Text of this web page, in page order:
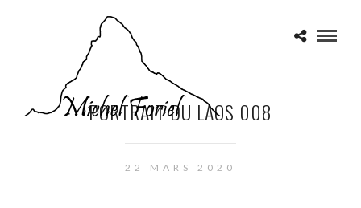
PORTRAIT DU LAOS 008
22 MARS 2020